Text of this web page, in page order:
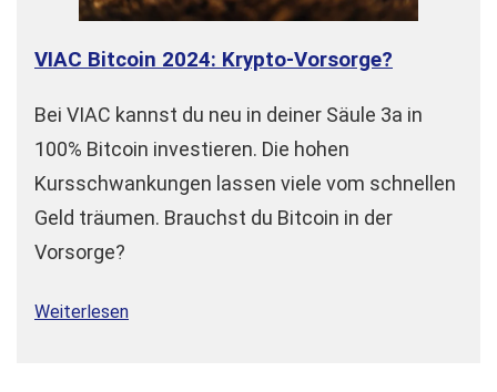
VIAC Bitcoin 2024: Krypto-Vorsorge?
Bei VIAC kannst du neu in deiner Säule 3a in
100% Bitcoin investieren. Die hohen
Kursschwankungen lassen viele vom schnellen
Geld träumen. Brauchst du Bitcoin in der
Vorsorge?
Weiterlesen